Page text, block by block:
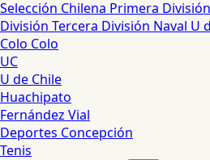
Selección Chilena Primera División
División Tercera División Naval U
Colo Colo
UC
U de Chile
Huachipato
Fernández Vial
Deportes Concepción
Tenis